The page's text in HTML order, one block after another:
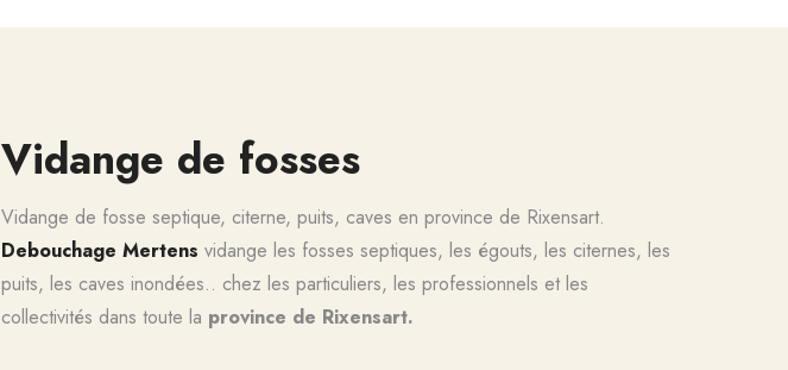
Vidange de fosses
Vidange de fosse septique, citerne, puits, caves en province de Rixensart.
Debouchage Mertens vidange les fosses septiques, les égouts, les citernes, les
puits, les caves inondées.. chez les particuliers, les professionnels et les
collectivités dans toute la province de Rixensart.